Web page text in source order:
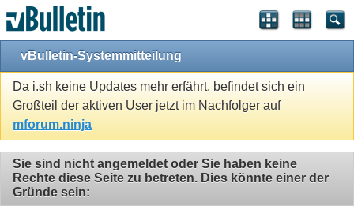
vBulletin-Systemmitteilung
Da i.sh keine Updates mehr erfährt, befindet sich ein
Großteil der aktiven User jetzt im Nachfolger auf
mforum.ninja
Sie sind nicht angemeldet oder Sie haben keine
Rechte diese Seite zu betreten. Dies könnte einer der
Gründe sein: